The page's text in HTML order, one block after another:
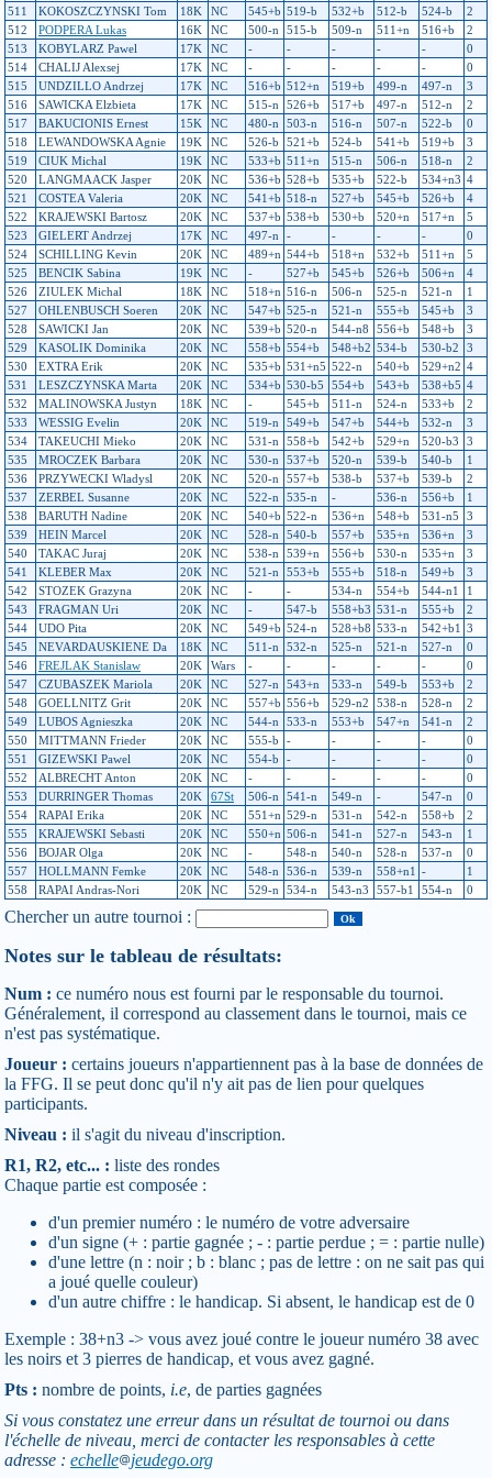
511
KOKOSZCZYNSKI Tom 18K NC 545+b 519-b 532+b 512-b 524-b
2
512
PODPERA Lukas 16K NC 500-n 515-b 509-n 511+n 516+b
2
513
KOBYLARZ Pawel 17K NC - - - - -
0
514
CHALIJ Alexsej 17K NC - - - - -
0
515
UNDZILLO Andrzej 17K NC 516+b 512+n 519+b 499-n 497-n
3
516
SAWICKA Elzbieta 17K NC 515-n 526+b 517+b 497-n 512-n
2
517
BAKUCIONIS Ernest 15K NC 480-n 503-n 516-n 507-n 522-b
0
518
LEWANDOWSKA Agnie 19K NC 526-b 521+b 524-b 541+b 519+b
3
519
CIUK Michal 19K NC 533+b 511+n 515-n 506-n 518-n
2
520
LANGMAACK Jasper 20K NC 536+b 528+b 535+b 522-b 534+n3 4
521
COSTEA Valeria 20K NC 541+b 518-n 527+b 545+b 526+b
4
522
KRAJEWSKI Bartosz 20K NC 537+b 538+b 530+b 520+n 517+n
5
523
GIELERT Andrzej 17K NC 497-n - - - -
0
524
SCHILLING Kevin 20K NC 489+n 544+b 518+n 532+b 511+n
5
525
BENCIK Sabina 19K NC - 527+b 545+b 526+b 506+n
4
526
ZIULEK Michal 18K NC 518+n 516-n 506-n 525-n 521-n
1
527
OHLENBUSCH Soeren 20K NC 547+b 525-n 521-n 555+b 545+b
3
528
SAWICKI Jan 20K NC 539+b 520-n 544-n8 556+b 548+b
3
529
KASOLIK Dominika 20K NC 558+b 554+b 548+b2 534-b 530-b2
3
530
EXTRA Erik 20K NC 535+b 531+n5 522-n 540+b 529+n2 4
531
LESZCZYNSKA Marta 20K NC 534+b 530-b5 554+b 543+b 538+b5 4
532
MALINOWSKA Justyn 18K NC - 545+b 511-n 524-n 533+b
2
533
WESSIG Evelin 20K NC 519-n 549+b 547+b 544+b 532-n
3
534
TAKEUCHI Mieko 20K NC 531-n 558+b 542+b 529+n 520-b3
3
535
MROCZEK Barbara 20K NC 530-n 537+b 520-n 539-b 540-b
1
536
PRZYWECKI Wladysl 20K NC 520-n 557+b 538-b 537+b 539-b
2
537
ZERBEL Susanne 20K NC 522-n 535-n - 536-n 556+b
1
538
BARUTH Nadine 20K NC 540+b 522-n 536+n 548+b 531-n5
3
539
HEIN Marcel 20K NC 528-n 540-b 557+b 535+n 536+n
3
540
TAKAC Juraj 20K NC 538-n 539+n 556+b 530-n 535+n
3
541
KLEBER Max 20K NC 521-n 553+b 555+b 518-n 549+b
3
542
STOZEK Grazyna 20K NC - - 534-n 554+b 544-n1
1
543
FRAGMAN Uri 20K NC - 547-b 558+b3 531-n 555+b
2
544
UDO Pita 20K NC 549+b 524-n 528+b8 533-n 542+b1 3
545
NEVARDAUSKIENE Da 18K NC 511-n 532-n 525-n 521-n 527-n
0
546
FREJLAK Stanislaw 20K Wars - - - - -
0
547
CZUBASZEK Mariola 20K NC 527-n 543+n 533-n 549-b 553+b
2
548
GOELLNITZ Grit 20K NC 557+b 556+b 529-n2 538-n 528-n
2
549
LUBOS Agnieszka 20K NC 544-n 533-n 553+b 547+n 541-n
2
550
MITTMANN Frieder 20K NC 555-b - - - -
0
551
GIZEWSKI Pawel 20K NC 554-b - - - -
0
552
ALBRECHT Anton 20K NC - - - - -
0
553
DURRINGER Thomas 20K 67St 506-n 541-n 549-n - 547-n
0
554
RAPAI Erika 20K NC 551+n 529-n 531-n 542-n 558+b
2
555
KRAJEWSKI Sebasti 20K NC 550+n 506-n 541-n 527-n 543-n
1
556
BOJAR Olga 20K NC - 548-n 540-n 528-n 537-n
0
557
HOLLMANN Femke 20K NC 548-n 536-n 539-n 558+n1 -
1
558
RAPAI Andras-Nori 20K NC 529-n 534-n 543-n3 557-b1 554-n 0
Chercher un autre tournoi :
Notes sur le tableau de résultats:
Num : ce numéro nous est fourni par le responsable du tournoi.
Généralement, il correspond au classement dans le tournoi, mais ce
n'est pas systématique.
Joueur : certains joueurs n'appartiennent pas à la base de données de
la FFG. Il se peut donc qu'il n'y ait pas de lien pour quelques
participants.
Niveau : il s'agit du niveau d'inscription.
R1, R2, etc... : liste des rondes
Chaque partie est composée :
d'un premier numéro : le numéro de votre adversaire
d'un signe (+ : partie gagnée ; - : partie perdue ; = : partie nulle)
d'une lettre (n : noir ; b : blanc ; pas de lettre : on ne sait pas qui
a joué quelle couleur)
d'un autre chiffre : le handicap. Si absent, le handicap est de 0
Exemple : 38+n3 -> vous avez joué contre le joueur numéro 38 avec
les noirs et 3 pierres de handicap, et vous avez gagné.
Pts : nombre de points, i.e, de parties gagnées
Si vous constatez une erreur dans un résultat de tournoi ou dans
l'échelle de niveau, merci de contacter les responsables à cette
adresse : echelle jeudego.org